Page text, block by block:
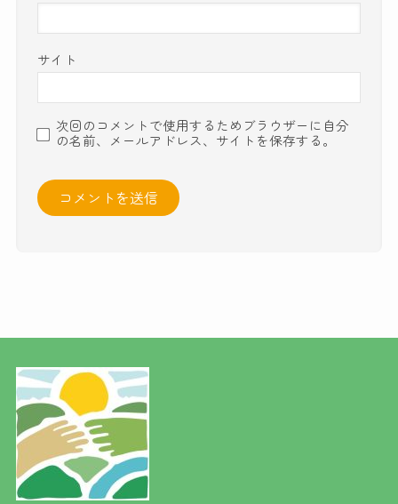
サイト
次回のコメントで使用するためブラウザーに自分
の名前、メールアドレス、サイトを保存する。